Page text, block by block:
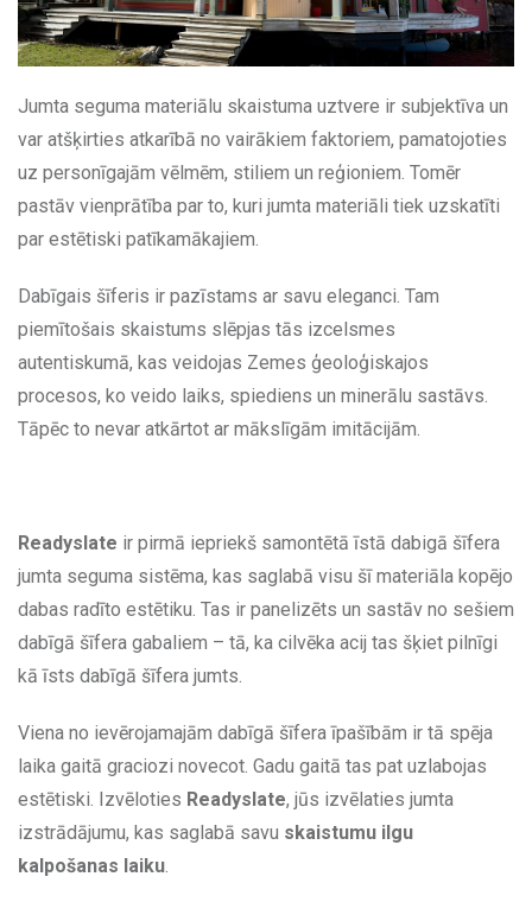
Jumta seguma materiālu skaistuma uztvere ir subjektīva un
var atšķirties atkarībā no vairākiem faktoriem, pamatojoties
uz personīgajām vēlmēm, stiliem un reģioniem. Tomēr
pastāv vienprātība par to, kuri jumta materiāli tiek uzskatīti
par estētiski patīkamākajiem.
Dabīgais šīferis ir pazīstams ar savu eleganci. Tam
piemītošais skaistums slēpjas tās izcelsmes
autentiskumā, kas veidojas Zemes ģeoloģiskajos
procesos, ko veido laiks, spiediens un minerālu sastāvs.
Tāpēc to nevar atkārtot ar mākslīgām imitācijām.
Readyslate ir pirmā iepriekš samontētā īstā dabigā šīfera
jumta seguma sistēma, kas saglabā visu šī materiāla kopējo
dabas radīto estētiku. Tas ir panelizēts un sastāv no sešiem
dabīgā šīfera gabaliem – tā, ka cilvēka acij tas šķiet pilnīgi
kā īsts dabīgā šīfera jumts.
Viena no ievērojamajām dabīgā šīfera īpašībām ir tā spēja
laika gaitā graciozi novecot. Gadu gaitā tas pat uzlabojas
estētiski. Izvēloties Readyslate, jūs izvēlaties jumta
izstrādājumu, kas saglabā savu skaistumu ilgu
kalpošanas laiku